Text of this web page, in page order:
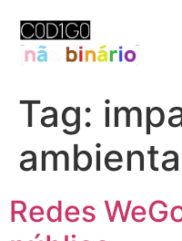
Tag:
Redes